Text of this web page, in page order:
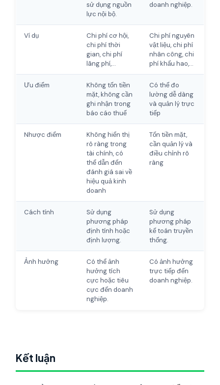
sử dụng nguồn
lực nội bộ.
doanh nghiệp.
Ví dụ
Chi phí cơ hội,
chi phí thời
gian, chi phí
lãng phí,…
Chi phí nguyên
vật liệu, chi phí
nhân công, chi
phí khấu hao,…
Ưu điểm
Không tốn tiền
mặt, không cần
ghi nhận trong
báo cáo thuế
Có thể đo
lường dễ dàng
và quản lý trực
tiếp
Nhược điểm
Không hiển thị
rõ ràng trong
tài chính, có
thể dẫn đến
đánh giá sai về
hiệu quả kinh
doanh
Tốn tiền mặt,
cần quản lý và
điều chỉnh rõ
ràng
Cách tính
Sử dụng
phương pháp
định tính hoặc
định lượng.
Sử dụng
phương pháp
kế toán truyền
thống.
Ảnh hưởng
Có thể ảnh
hưởng tích
cực hoặc tiêu
cực đến doanh
nghiệp.
Có ảnh hưởng
trực tiếp đến
doanh nghiệp.
Kết luận